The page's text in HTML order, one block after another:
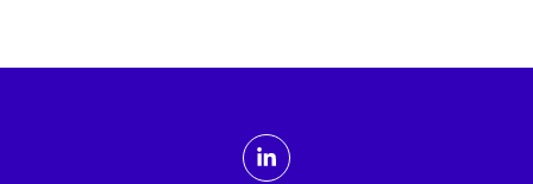
ADMTV sur les réseaux sociaux
Linkedin